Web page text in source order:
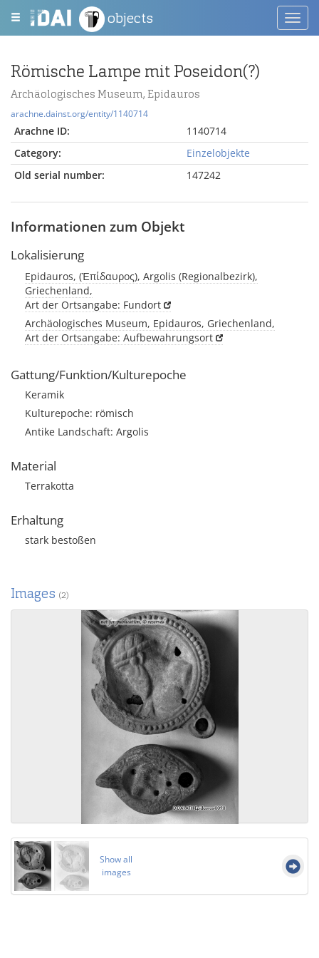
objects
Römische Lampe mit Poseidon(?)
Archäologisches Museum, Epidauros
arachne.dainst.org/entity/1140714
Arachne ID:
1140714
Category:
Einzelobjekte
Old serial number:
147242
Informationen zum Objekt
Lokalisierung
Epidauros, (Ἐπίδαυρος), Argolis (Regionalbezirk),
Griechenland,
Art der Ortsangabe: Fundort
Archäologisches Museum, Epidauros, Griechenland,
Art der Ortsangabe: Aufbewahrungsort
Gattung/Funktion/Kulturepoche
Keramik
Kulturepoche: römisch
Antike Landschaft: Argolis
Material
Terrakotta
Erhaltung
stark bestoßen
Images (2)
Show all
images